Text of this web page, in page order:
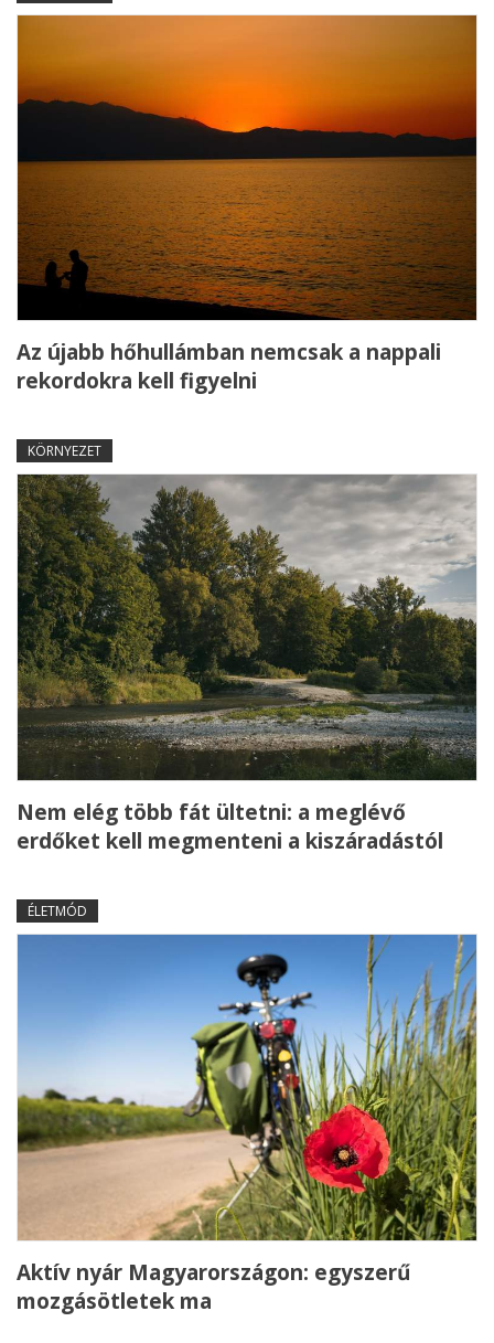
Az újabb hőhullámban nemcsak a nappali
rekordokra kell figyelni
KÖRNYEZET
Nem elég több fát ültetni: a meglévő
erdőket kell megmenteni a kiszáradástól
ÉLETMÓD
Aktív nyár Magyarországon: egyszerű
mozgásötletek ma